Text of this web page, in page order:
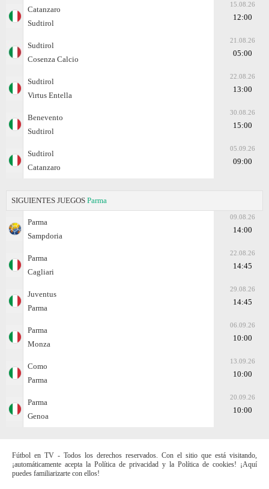
Catanzaro
Sudtirol
15.08.26
12:00
Sudtirol
Cosenza Calcio
21.08.26
05:00
Sudtirol
Virtus Entella
22.08.26
13:00
Benevento
Sudtirol
30.08.26
15:00
Sudtirol
Catanzaro
05.09.26
09:00
SIGUIENTES JUEGOS Parma
Parma
Sampdoria
09.08.26
14:00
Parma
Cagliari
22.08.26
14:45
Juventus
Parma
29.08.26
14:45
Parma
Monza
06.09.26
10:00
Como
Parma
13.09.26
10:00
Parma
Genoa
20.09.26
10:00
Fútbol en TV - Todos los derechos reservados. Con el sitio que está visitando,
¡automáticamente acepta la Política de privacidad y la Política de cookies! ¡Aquí
puedes familiarizarte con ellos!